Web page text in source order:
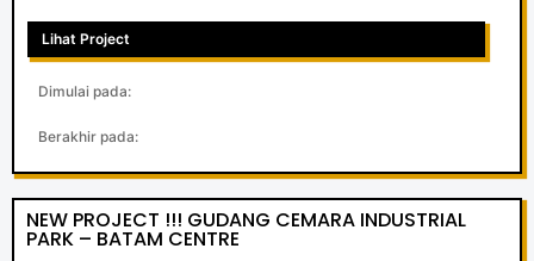
Lihat Project
Dimulai pada:
Berakhir pada:
NEW PROJECT !!! GUDANG CEMARA INDUSTRIAL
PARK – BATAM CENTRE